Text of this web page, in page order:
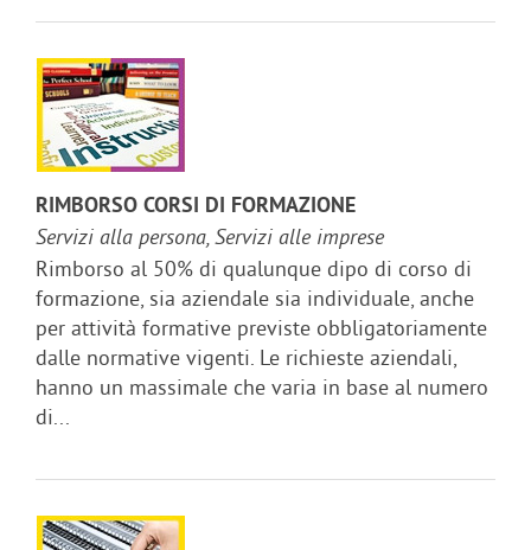
RIMBORSO CORSI DI FORMAZIONE
Servizi alla persona, Servizi alle imprese
Rimborso al 50% di qualunque dipo di corso di
formazione, sia aziendale sia individuale, anche
per attività formative previste obbligatoriamente
dalle normative vigenti. Le richieste aziendali,
hanno un massimale che varia in base al numero
di...